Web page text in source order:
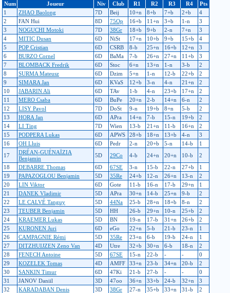
Num Joueur Niv Club R1 R2 R3 R4
Pts
1
ZHAO Baolong 7D Beij 10+n 8+b 7+b 2+b
4
2
FAN Hui 8D 75Op 16+b 11+n 3+b 1-n
3
3
NOGUCHI Motoki 7D 38Gr 18+b 9+b 2-n 7+n
3
4
MITIC Dusan 6D NiSt 17+n 10+b 9+b 15+b
4
5
POP Cristian 6D CSRB 8-b 25+n 16+b 12+n
3
6
BURZO Cornel 6D BaMa 7-b 26+n 27+n 11+b
3
7
BLOMBACK Fredrik 6D Stoc 6+n 13+n 1-n 3-b
2
8
SURMA Mateusz 6D Dzim 5+n 1-n 12-b 22+b
2
9
SIMARA Jan 6D KVaS 12+b 3-n 4-n 21+n
2
10
JABARIN Ali 6D TAv 1-b 4-n 23+b 17+n
2
11
MERO Csaba 6D BuPe 20+n 2-b 14+n 6-n
2
12
LISY Pavol 7D DoSt 9-n 19+b 8+n 5-b
2
13
HORA Jan 6D APra 14+n 7-b 15-n 19+b
2
14
LI Ting 7D Wien 13-b 21+n 11-b 16+n
2
15
PODPERA Lukas 6D APWS 28+b 18+n 13+b 4-n
3
16
OH Lluis 6D Pedr 2-n 20+b 5-n 14-b
1
17
DRÉAN-GUÉNAÏZIA
Benjamin
5D 29Co 4-b 24+n 20+n 10-b
2
18
DEBARRE Thomas 6D 67SE 3-n 15-b 22-n 27+b
1
19
PAPAZOGLOU Benjamin 5D 35Re 24+b 12-n 26+n 13-n
2
20
LIN Viktor 6D Gote 11-b 16-n 17-b 29+n
1
21
DANEK Vladimir 5D APra 30+n 14-b 25+n 9-b
2
22
LE CALVÉ Tanguy 5D 44Na 25-b 28+n 18+b 8-n
2
23
TEUBER Benjamin 5D HH 26-b 29+n 10-n 25+b
2
24
KRAEMER Lukas 5D BN 19-n 17-b 31+n 26+b
2
25
KURONEN Juri 6D eGo 22+n 5-b 21-b 23-n
1
26
CAMPAGNIE Rémi 5D 35Re 23+n 6-b 19-b 24-n
1
27
DITZHUIJZEN Zeno Van 4D Utre 32+b 30+n 6-b 18-n
2
28
FENECH Antoine 5D 67SE 15-n 22-b - -
0
29
KOZELEK Tomas 4D AMFF 33+n 23-b 34+n 20-b
2
30
SANKIN Timur 6D 47Ki 21-b 27-b - -
0
31
JANOV Daniil 3D 47oo 36+n 33+b 24-b 32+n
3
32
KARADABAN Denis 3D 38Gr 27-n 35+b 33+n 31-b
2